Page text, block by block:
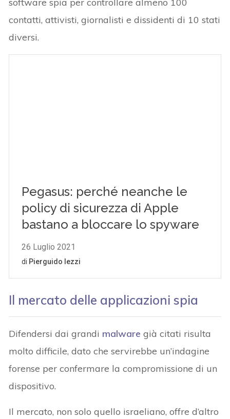
contatti, attivisti, giornalisti e dissidenti di 10 stati
diversi.
Il mercato delle applicazioni spia
Difendersi dai grandi malware già citati risulta
molto difficile, dato che servirebbe un’indagine
forense per confermare la compromissione di un
dispositivo.
Il mercato, non solo quello israeliano, offre d’altro